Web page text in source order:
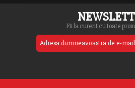
Fii la curent cu toate